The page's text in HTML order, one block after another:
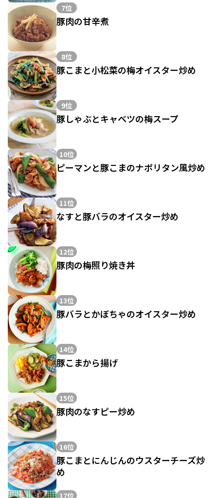
7位
豚肉の甘辛煮
8位
豚こまと小松菜の梅オイスター炒め
9位
豚しゃぶとキャベツの梅スープ
10位
ピーマンと豚こまのナポリタン風炒め
11位
なすと豚バラのオイスター炒め
12位
豚肉の梅照り焼き丼
13位
豚バラとかぼちゃのオイスター炒め
14位
豚こまから揚げ
15位
豚肉のなすピー炒め
16位
豚こまとにんじんのウスターチーズ炒
め
17位